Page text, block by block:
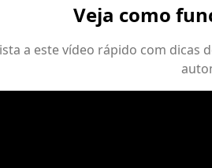
Veja como
a este vídeo rápido com dicas